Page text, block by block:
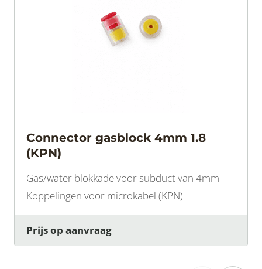
Connector gasblock 4mm 1.8
(KPN)
Gas/water blokkade voor subduct van 4mm
Koppelingen voor microkabel (KPN)
Prijs op aanvraag